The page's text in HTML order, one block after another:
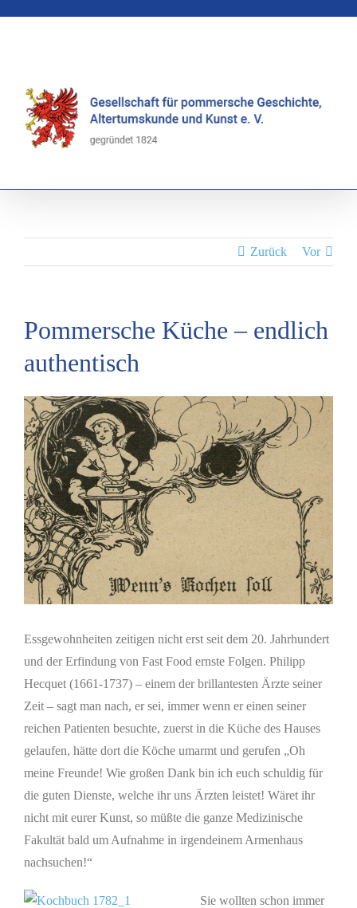
Zurück Vor
Pommersche Küche – endlich
authentisch
Zeige
grösseres
Bild
Essgewohnheiten zeitigen nicht erst seit dem 20. Jahrhundert
und der Erfindung von Fast Food ernste Folgen. Philipp
Hecquet (1661-1737) – einem der brillantesten Ärzte seiner
Zeit – sagt man nach, er sei, immer wenn er einen seiner
reichen Patienten besuchte, zuerst in die Küche des Hauses
gelaufen, hätte dort die Köche umarmt und gerufen „Oh
meine Freunde! Wie großen Dank bin ich euch schuldig für
die guten Dienste, welche ihr uns Ärzten leistet! Wäret ihr
nicht mit eurer Kunst, so müßte die ganze Medizinische
Fakultät bald um Aufnahme in irgendeinem Armenhaus
nachsuchen!“
Sie wollten schon immer